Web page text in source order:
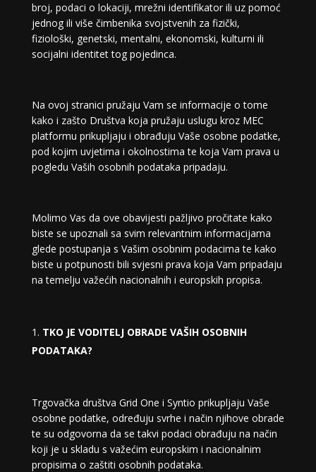
broj, podaci o lokaciji, mrežni identifikator ili uz pomoć
jednog ili više čimbenika svojstvenih za fizički,
fiziološki, genetski, mentalni, ekonomski, kulturni ili
socijalni identitet tog pojedinca.
Na ovoj stranici pružaju Vam se informacije o tome
kako i zašto Društva koja pružaju uslugu kroz MEC
platformu prikupljaju i obrađuju Vaše osobne podatke,
pod kojim uvjetima i okolnostima te koja Vam prava u
pogledu Vaših osobnih podataka pripadaju.
Molimo Vas da ove obavijesti pažljivo pročitate kako
biste se upoznali sa svim relevantnim informacijama
glede postupanja s Vašim osobnim podacima te kako
biste u potpunosti bili svjesni prava koja Vam pripadaju
na temelju važećih nacionalnih i europskih propisa.
TKO JE VODITELJ OBRADE VAŠIH OSOBNIH
PODATAKA?
Trgovačka društva Grid One i Syntio prikupljaju Vaše
osobne podatke, određuju svrhe i način njihove obrade
te su odgovorna da se takvi podaci obrađuju na način
koji je u skladu s važećim europskim i nacionalnim
propisima o zaštiti osobnih podataka.